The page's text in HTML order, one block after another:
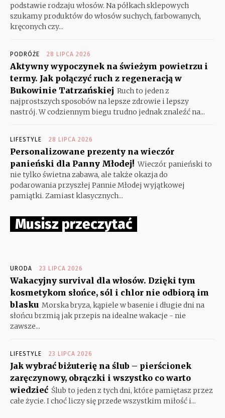
podstawie rodzaju włosów. Na półkach sklepowych
szukamy produktów do włosów suchych, farbowanych,
kręconych czy...
PODRÓŻE 28 LIPCA 2026
Aktywny wypoczynek na świeżym powietrzu i
termy. Jak połączyć ruch z regeneracją w
Bukowinie Tatrzańskiej Ruch to jeden z
najprostszych sposobów na lepsze zdrowie i lepszy
nastrój. W codziennym biegu trudno jednak znaleźć na...
LIFESTYLE 28 LIPCA 2026
Personalizowane prezenty na wieczór
panieński dla Panny Młodej! Wieczór panieński to
nie tylko świetna zabawa, ale także okazja do
podarowania przyszłej Pannie Młodej wyjątkowej
pamiątki. Zamiast klasycznych...
Musisz przeczytać
URODA 23 LIPCA 2026
Wakacyjny survival dla włosów. Dzięki tym
kosmetykom słońce, sól i chlor nie odbiorą im
blasku Morska bryza, kąpiele w basenie i długie dni na
słońcu brzmią jak przepis na idealne wakacje - nie
zawsze...
LIFESTYLE 23 LIPCA 2026
Jak wybrać biżuterię na ślub – pierścionek
zaręczynowy, obrączki i wszystko co warto
wiedzieć Ślub to jeden z tych dni, które pamiętasz przez
całe życie. I choć liczy się przede wszystkim miłość i...